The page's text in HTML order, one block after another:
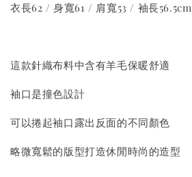
衣長62 / 身寬61 / 肩寬53 / 袖長56.5cm
這款針織布料中含有羊毛保暖舒適
袖口是撞色設計
可以捲起袖口露出反面的不同顏色
略微寬鬆的版型打造休閒時尚的造型